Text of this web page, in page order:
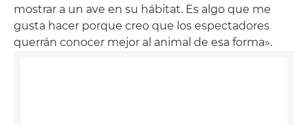
mostrar a un ave en su hábitat. Es algo que me
gusta hacer porque creo que los espectadores
querrán conocer mejor al animal de esa forma».